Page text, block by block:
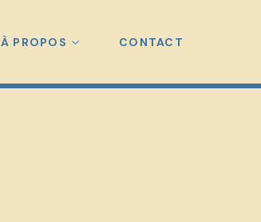
À PROPOS CONTACT